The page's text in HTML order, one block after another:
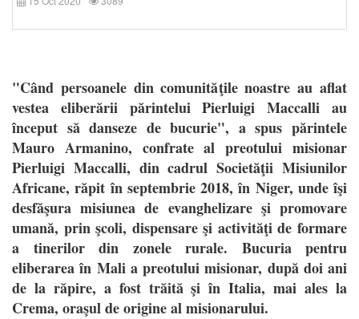
"Când persoanele din comunităţile noastre au aflat
vestea eliberării părintelui Pierluigi Maccalli au
început să danseze de bucurie", a spus părintele
Mauro Armanino, confrate al preotului misionar
Pierluigi Maccalli, din cadrul Societăţii Misiunilor
Africane, răpit în septembrie 2018, în Niger, unde îşi
desfăşura misiunea de evanghelizare şi promovare
umană, prin şcoli, dispensare şi activităţi de formare
a tinerilor din zonele rurale. Bucuria pentru
eliberarea în Mali a preotului misionar, după doi ani
de la răpire, a fost trăită şi în Italia, mai ales la
Crema, oraşul de origine al misionarului.